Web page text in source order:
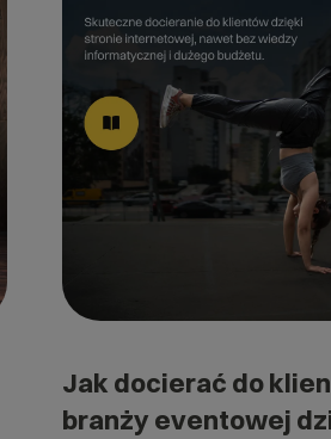
Jak docierać do
branży eventowej